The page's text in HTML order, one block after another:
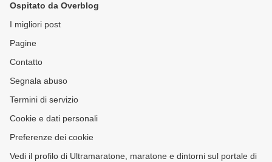
Ospitato da Overblog
I migliori post
Pagine
Contatto
Segnala abuso
Termini di servizio
Cookie e dati personali
Preferenze dei cookie
Vedi il profilo di Ultramaratone, maratone e dintorni sul portale di